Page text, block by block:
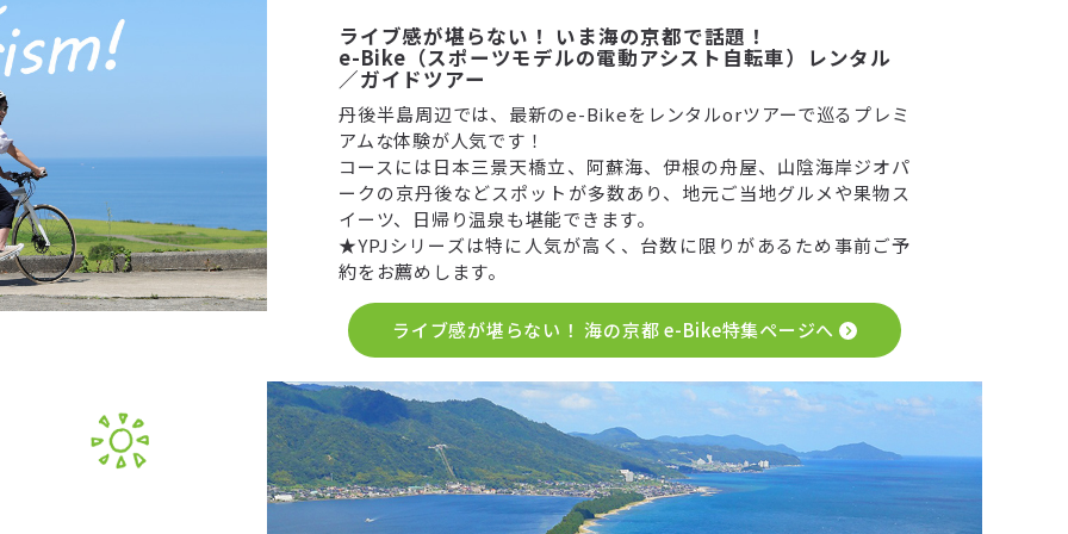
ライブ感が堪らない！ いま海の京都で話題！
e-Bike（スポーツモデルの電動アシスト自転車）レンタル
／ガイドツアー
丹後半島周辺では、最新のe-Bikeをレンタルorツアーで巡るプレミ
アムな体験が人気です！
コースには日本三景天橋立、阿蘇海、伊根の舟屋、山陰海岸ジオパ
ークの京丹後などスポットが多数あり、地元ご当地グルメや果物ス
イーツ、日帰り温泉も堪能できます。
★YPJシリーズは特に人気が高く、台数に限りがあるため事前ご予
約をお薦めします。
ライブ感が堪らない！ 海の京都 e-Bike特集ページへ